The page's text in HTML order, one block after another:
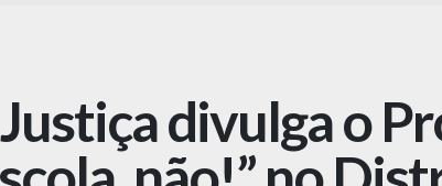
divulga o